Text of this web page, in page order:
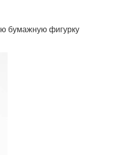
бумажную фигурку